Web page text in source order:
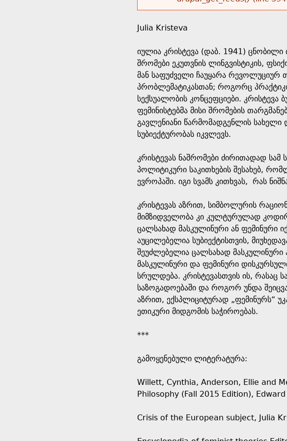
r
s
e
h
e
r
e
o
r
m
e
s
a
e
Julia Kristeva
იულია კრისტევა (დაბ. 1941)
შრომები ეკუთვნის ლინგვისტიკის,
მან საფუძველი ჩაუყარა რევოლუციურ
პრობლემატიკასთან; როგორც
სექსუალობის კონცეფციები.
ფემინისტებმა მისი შრომების
გავლენიანი წარმომადგენლის სახელი
სუბიექტურობას იკვლევს.
კრისტევას ნაშრომები ძირითადად სამ
პოლიტიკური საკითხების შესახებ,
ევროპაში. იგი სვამს კითხვას, რას
კრისტევას აზრით, სიმბოლურის
მიმზიდველობა კი კულტურულად
ცალსახად მასკულინური ან ფემინური
აუცილებელია სუბიექტისთვის,
შეუძლებელია ცალსახად მასკულინური
მასკულინური და ფემინური
სრულდება. კრისტევასთვის ის, რასაც
საზოგადოებაში და როგორ უნდა
აზრით, ექსპლიციტურად „ფემინურს“
ეთიკური მიდგომის საჭიროებას.
***
გამოყენებული ლიტერატურა:
Willett, Cynthia, Anderson, Ellie and
Philosophy (Fall 2015 Edition),
Crisis of the European subject, Julia